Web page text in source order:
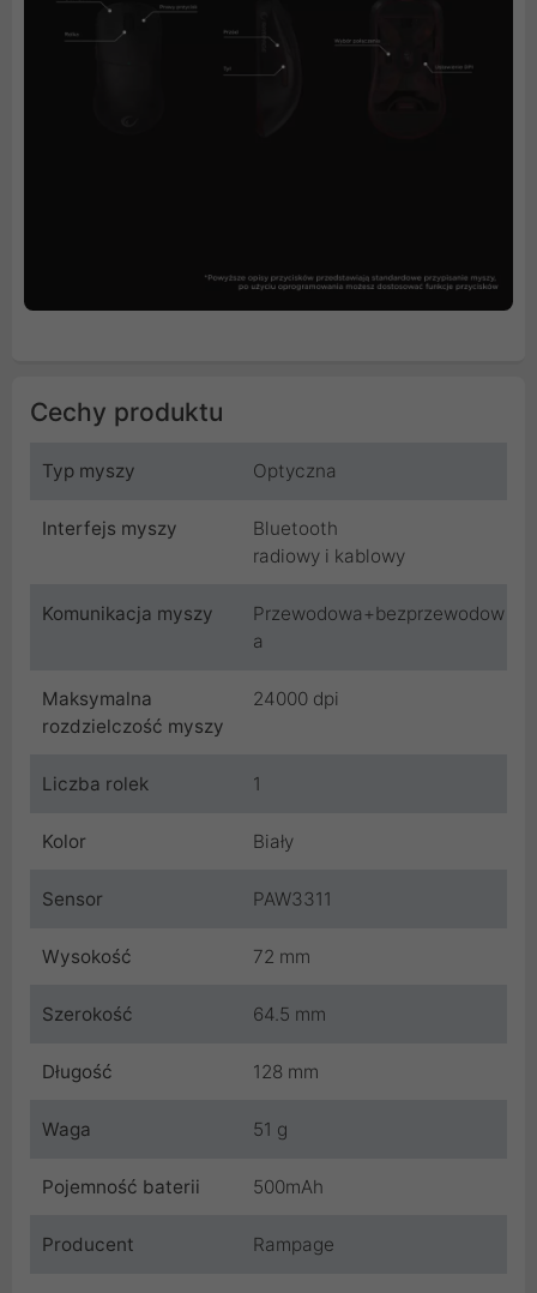
Cechy produktu
Typ myszy Optyczna
Interfejs myszy
Bluetooth
radiowy i kablowy
Komunikacja myszy
Przewodowa+bezprzewodow
a
Maksymalna
rozdzielczość myszy
24000 dpi
Liczba rolek 1
Kolor Biały
Sensor PAW3311
Wysokość 72 mm
Szerokość 64.5 mm
Długość 128 mm
Waga 51 g
Pojemność baterii 500mAh
Producent Rampage